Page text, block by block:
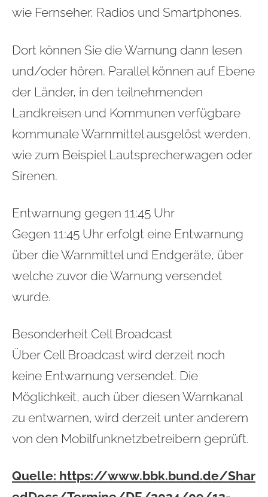
wie Fernseher, Radios und Smartphones.
Dort können Sie die Warnung dann lesen
und/oder hören. Parallel können auf Ebene
der Länder, in den teilnehmenden
Landkreisen und Kommunen verfügbare
kommunale Warnmittel ausgelöst werden,
wie zum Beispiel Lautsprecherwagen oder
Sirenen.
Entwarnung gegen 11:45 Uhr
Gegen 11:45 Uhr erfolgt eine Entwarnung
über die Warnmittel und Endgeräte, über
welche zuvor die Warnung versendet
wurde.
Besonderheit Cell Broadcast
Über Cell Broadcast wird derzeit noch
keine Entwarnung versendet. Die
Möglichkeit, auch über diesen Warnkanal
zu entwarnen, wird derzeit unter anderem
von den Mobilfunknetzbetreibern geprüft.
Quelle: https://www.bbk.bund.de/Shar